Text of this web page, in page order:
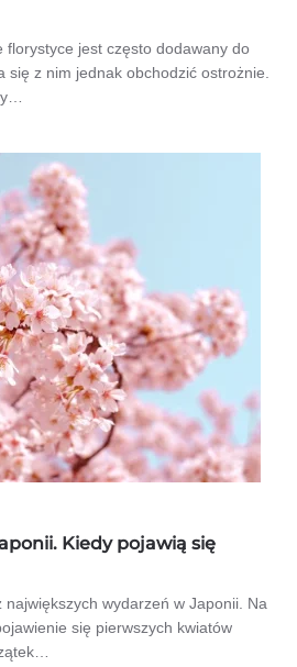
florystyce jest często dodawany do
się z nim jednak obchodzić ostrożnie.
Kiedy pojawią się
wydarzeń w Japonii. Na
się pierwszych kwiatów